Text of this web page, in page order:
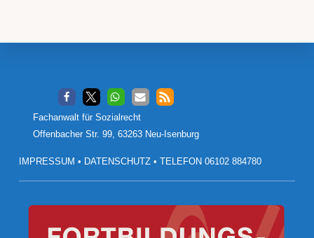
Footer
Fachanwalt für Sozialrecht
Offenbacher Str. 99, 63263 Neu-Isenburg
IMPRESSUM • DATENSCHUTZ• TELEFON 06102 884780